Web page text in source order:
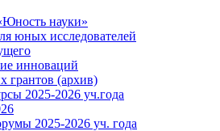
науки»
юных исследователей
инноваций
грантов (архив)
2025-2026 уч.года
2025-2026 уч. года